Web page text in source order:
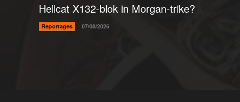
Hellcat X132-blok in Morgan-trike?
Reportages 07/08/2026